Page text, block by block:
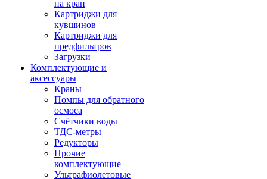
на кран
Картриджи для
кувшинов
Картриджи для
предфильтров
Загрузки
Комплектующие и
аксессуары
Краны
Помпы для обратного
осмоса
Счётчики воды
ТДС-метры
Редукторы
Прочие
комплектующие
Ультрафиолетовые